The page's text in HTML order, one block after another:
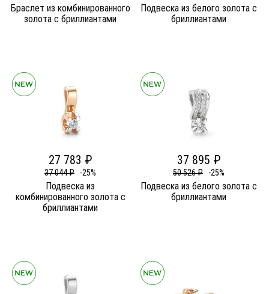
Браслет из комбинированного
золота c бриллиантами
Подвеска из белого золота c
бриллиантами
27 783 ₽
37 044 ₽ -25%
Подвеска из
комбинированного золота c
бриллиантами
37 895 ₽
50 526 ₽ -25%
Подвеска из белого золота c
бриллиантами